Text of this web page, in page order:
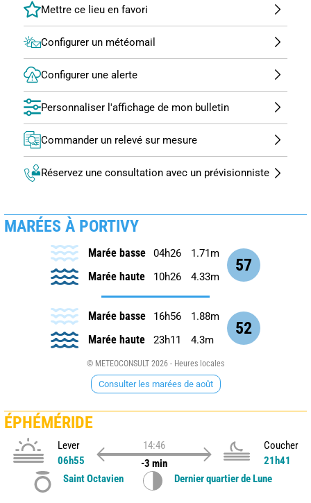
Configurer un météomail
Configurer une alerte
Personnaliser l'affichage de mon bulletin
Commander un relevé sur mesure
Réservez une consultation avec un prévisionniste
MARÉES À PORTIVY
57
Marée basse 04h26 1.71m
Marée haute 10h26 4.33m
52
Marée basse 16h56 1.88m
Marée haute 23h11 4.3m
© METEOCONSULT 2026 - Heures locales
Consulter les marées de août
ÉPHÉMÉRIDE
Lever
06h55
14:46
-3 min
Coucher
21h41
Saint Octavien
Dernier quartier de Lune